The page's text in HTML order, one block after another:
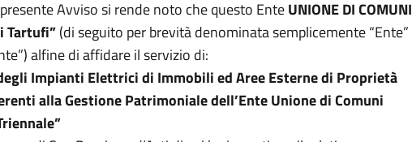
Avviso si rende noto che questo EnteUNIONE DI COMUNI
Tartufi”(di seguito per brevità denominata semplicemente “Ente”
alfine di affidare il servizio di:
Impianti Elettrici di Immobili ed Aree Esterne di Proprietà
alla Gestione Patrimoniale dell’Ente Unione di Comuni